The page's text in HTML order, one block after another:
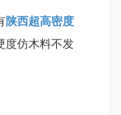
陕西超高密度
度仿木料不发